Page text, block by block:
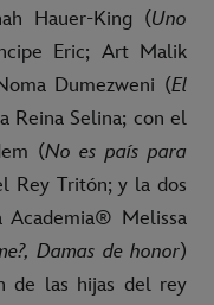
Hauer-King (Uno
Eric; Art Malik
Dumezweni (El
Reina Selina; con el
(No es país para
Rey Tritón; y la dos
Academia® Melissa
Damas de honor)
de las hijas del rey